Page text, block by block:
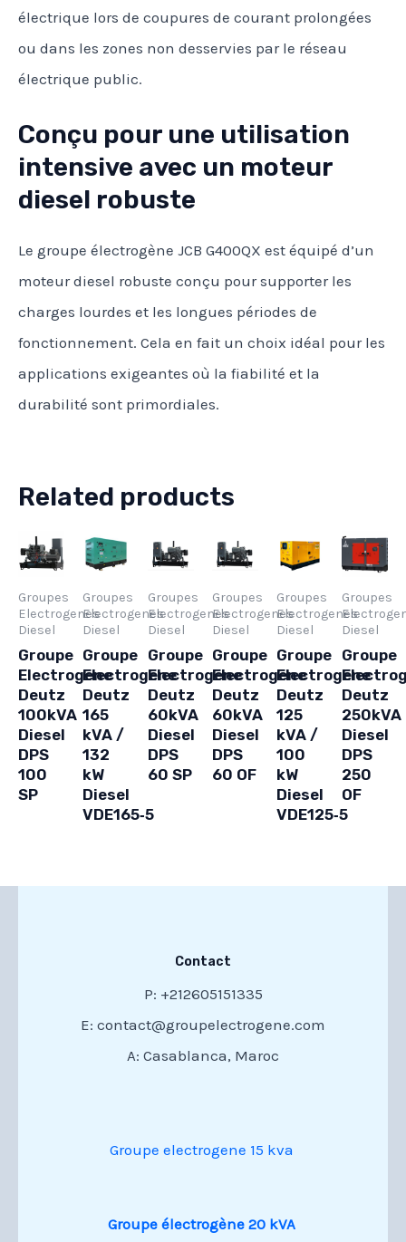
électrique lors de coupures de courant prolongées
ou dans les zones non desservies par le réseau
électrique public.
Conçu pour une utilisation
intensive avec un moteur
diesel robuste
Le groupe électrogène JCB G400QX est équipé d’un
moteur diesel robuste conçu pour supporter les
charges lourdes et les longues périodes de
fonctionnement. Cela en fait un choix idéal pour les
applications exigeantes où la fiabilité et la
durabilité sont primordiales.
Related products
Groupes
Electrogenes
Diesel
Groupe
Electrogene
Deutz
100kVA
Diesel
DPS
100
SP
Groupes
Electrogenes
Diesel
Groupe
Electrogene
Deutz
165
kVA /
132
kW
Diesel
VDE165‑5
Groupes
Electrogenes
Diesel
Groupe
Electrogene
Deutz
60kVA
Diesel
DPS
60 SP
Groupes
Electrogenes
Diesel
Groupe
Electrogene
Deutz
60kVA
Diesel
DPS
60 OF
Groupes
Electrogenes
Diesel
Groupe
Electrogene
Deutz
125
kVA /
100
kW
Diesel
VDE125‑5
Groupes
Diesel
Groupe
Deutz
250kVA
Diesel
DPS
250
OF
Contact
P: +212605151335
E: contact@groupelectrogene.com
A: Casablanca, Maroc
Groupe electrogene 15 kva
Groupe électrogène 20 kVA